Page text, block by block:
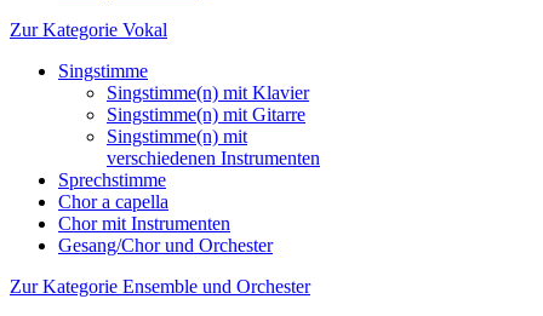
Zur Kategorie Vokal
Singstimme
Singstimme(n) mit Klavier
Singstimme(n) mit Gitarre
Singstimme(n) mit
verschiedenen Instrumenten
Sprechstimme
Chor a capella
Chor mit Instrumenten
Gesang/Chor und Orchester
Zur Kategorie Ensemble und Orchester